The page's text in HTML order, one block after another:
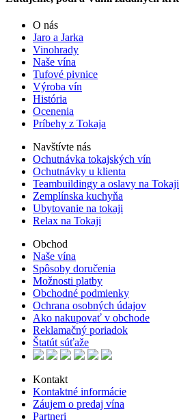
O nás
Jaro a Jarka
Vinohrady
Naše vína
Tufové pivnice
Výroba vín
História
Ocenenia
Príbehy z Tokaja
Navštívte nás
Ochutnávka tokajských vín
Ochutnávky u klienta
Teambuildingy a oslavy na Tokaji
Zemplínska kuchyňa
Ubytovanie na tokaji
Relax na Tokaji
Obchod
Naše vína
Spôsoby doručenia
Možnosti platby
Obchodné podmienky
Ochrana osobných údajov
Ako nakupovať v obchode
Reklamačný poriadok
Štatút súťaže
Kontakt
Kontaktné informácie
Záujem o predaj vína
Partneri